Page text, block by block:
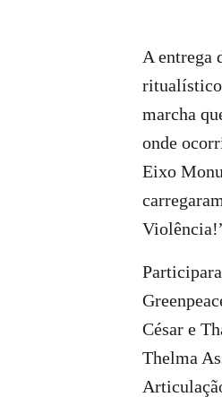
A entrega
marcha
onde
Eixo
César e
Thelma